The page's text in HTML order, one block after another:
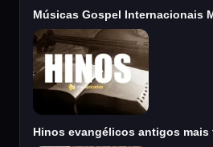
Músicas Gospel Internacionais
Hinos evangélicos antigos mais